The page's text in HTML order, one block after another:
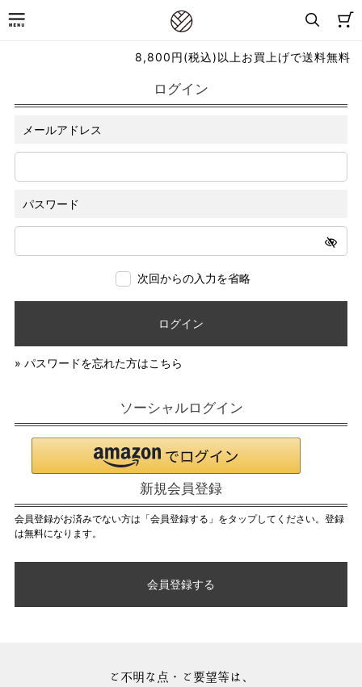
8,800円(税込)以上お買上げで送料無料
ログイン
メールアドレス
パスワード
次回からの入力を省略
ログイン
» パスワードを忘れた方はこちら
ソーシャルログイン
新規会員登録
会員登録がお済みでない方は「会員登録する」をタップしてください。登録
は無料になります。
会員登録する
ご不明な点・ご要望等は、